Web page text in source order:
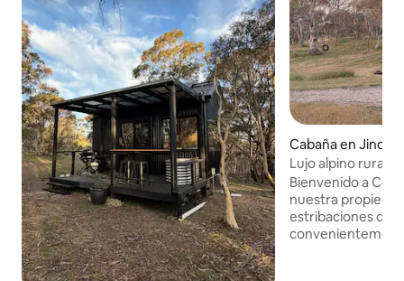
Cabaña en
Lujo alpino rural |
medida
Bienvenido a
nuestra
estribaciones de